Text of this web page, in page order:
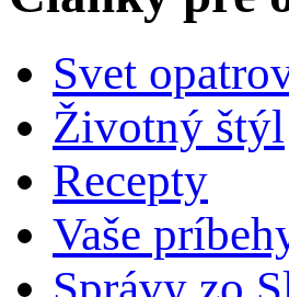
Svet
Životný štýl
Recepty
Vaše